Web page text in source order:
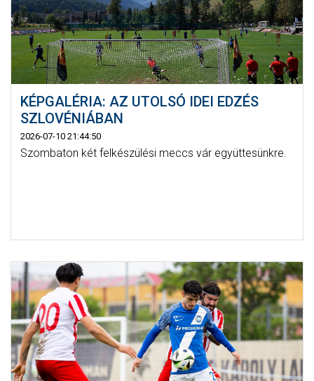
KÉPGALÉRIA: AZ UTOLSÓ IDEI EDZÉS
SZLOVÉNIÁBAN
2026-07-10 21:44:50
Szombaton két felkészülési meccs vár együttesünkre.